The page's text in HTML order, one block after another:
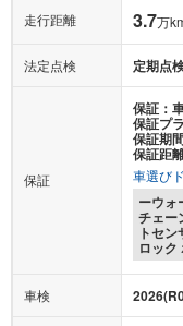
走行距離 3.7万
法定点検 定期点
保証
保証：
保証プ
保証期
保証距
車選び
ーウォ
チェー
トセ
ロッ
車検